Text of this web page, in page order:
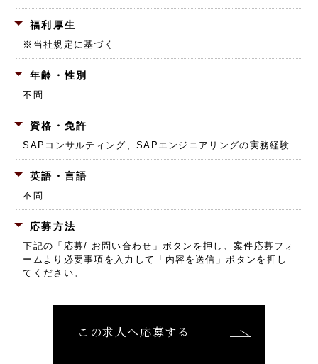
福利厚生
※当社規定に基づく
年齢・性別
不問
資格・免許
SAPコンサルティング、SAPエンジニアリングの実務経験
英語・言語
不問
応募方法
下記の「応募/ お問い合わせ」ボタンを押し、 案件応募フォ
ームより必要事項を入力して「内容を送信」ボタンを押し
てください。
この求人へ応募する